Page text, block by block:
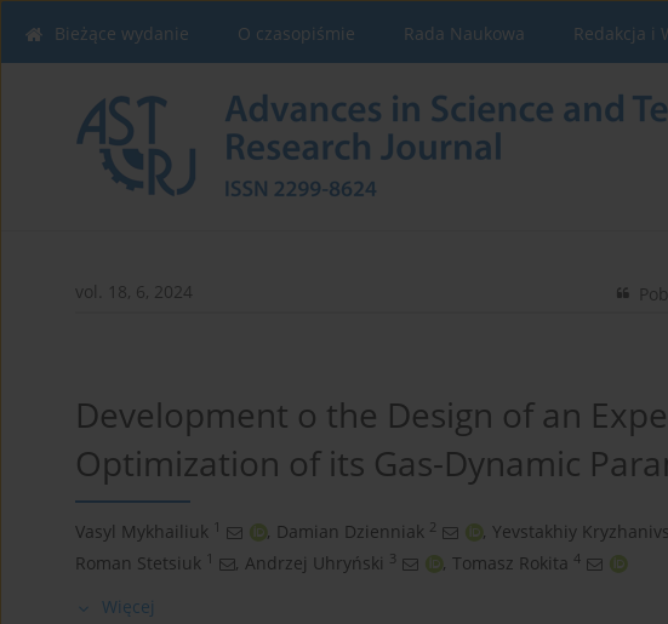
Bieżące wydanie O czasopiśmie Rada Naukowa Redakcja i
vol. 18, 6, 2024
Development o the Design of an
Optimization of its Gas-Dynamic
Vasyl Mykhailiuk 1 , Damian Dzienniak 2 , Yevstakhiy
Roman Stetsiuk 1 , Andrzej Uhryński 3 , Tomasz Rokita 4
Więcej